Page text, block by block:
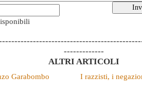
-------------
ALTRI ARTICOLI
Garabombo I razzisti, i